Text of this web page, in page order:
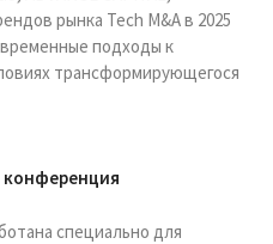
рынка Tech M&A в 2025
подходы к
трансформирующегося
конференция
специально для